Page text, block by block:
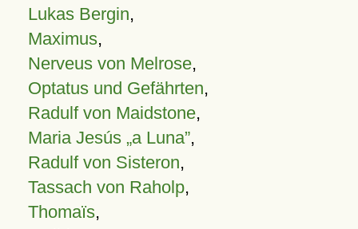
Lukas Bergin,
Maximus,
Nerveus von Melrose,
Optatus und Gefährten,
Radulf von Maidstone,
Maria Jesús „a Luna”,
Radulf von Sisteron,
Tassach von Raholp,
Thomaïs,